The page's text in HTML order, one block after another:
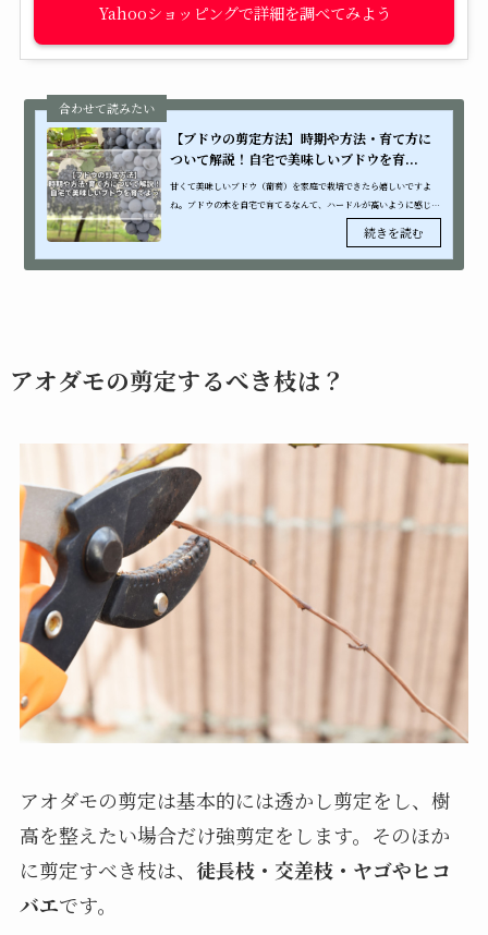
Yahooショッピング
【ブドウの剪定方法】時期や方法・育て方に
ついて解説！自宅で美味しいブドウを育...
甘くて美味しいブドウ（葡萄）を家庭で栽培できたら嬉しいですよ
ね。ブドウの木を自宅で育てるなんて、ハードルが高いように感じる
かもしれません。しかし、ブドウの木は庭植えだけでなく鉢植えでも
アオダモの剪定するべき枝は？
アオダモの剪定は基本的には透かし剪定をし、樹
高を整えたい場合だけ強剪定をします。そのほか
に剪定すべき枝は、 徒長枝・交差枝・ヤゴやヒコ
バエです。